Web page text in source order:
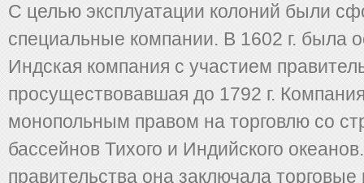
С целью эксплуатации колоний были
специальные компании. В 1602 г. была
Индская компания с участием
просуществовавшая до 1792 г.
монопольным правом на торговлю со
бассейнов Тихого и Индийского
правительства она заключала